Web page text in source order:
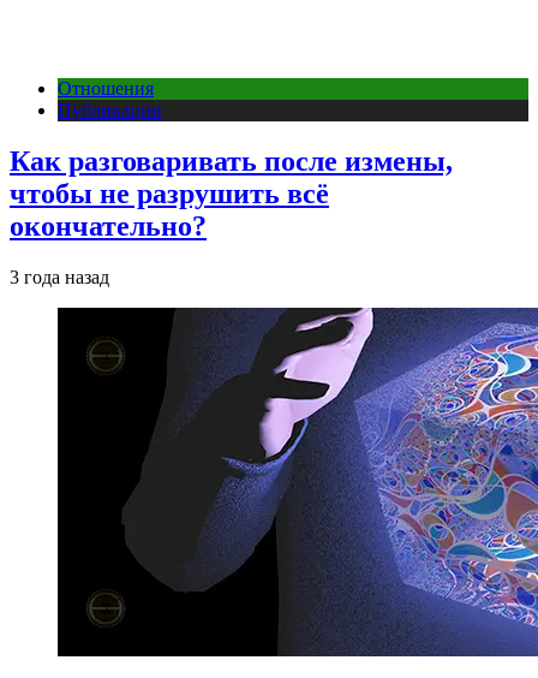
Отношения
Публикации
Как разговаривать после измены,
чтобы не разрушить всё
окончательно?
3 года назад